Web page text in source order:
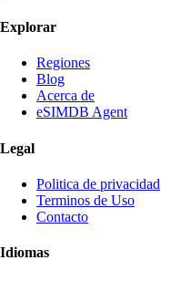
Explorar
Regiones
Blog
Acerca de
eSIMDB Agent
Legal
Politica de privacidad
Terminos de Uso
Contacto
Idiomas